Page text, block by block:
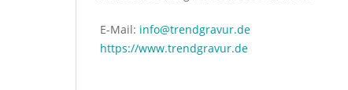
E-Mail: info@trendgravur.de
https://www.trendgravur.de